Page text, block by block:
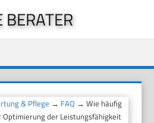
& Pflege → FAQ → Wie häufig
Optimierung der Leistungsfähigkeit